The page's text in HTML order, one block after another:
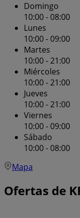
Domingo
10:00 - 08:00
Lunes
10:00 - 09:00
Martes
10:00 - 21:00
Miércoles
10:00 - 21:00
Jueves
10:00 - 21:00
Viernes
10:00 - 09:00
Sábado
10:00 - 08:00
Mapa
Ofertas de